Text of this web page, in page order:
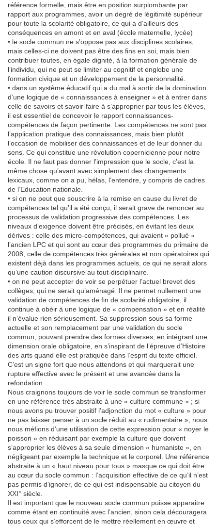
référence formelle, mais être en position surplombante par
rapport aux programmes, avoir un degré de légitimité supérieur
pour toute la scolarité obligatoire, ce qui a d’ailleurs des
conséquences en amont et en aval (école maternelle, lycée)
• le socle commun ne s’oppose pas aux disciplines scolaires,
mais celles-ci ne doivent pas être des fins en soi, mais bien
contribuer toutes, en égale dignité, à la formation générale de
l’individu, qui ne peut se limiter au cognitif et englobe une
formation civique et un développement de la personnalité.
• dans un système éducatif qui a du mal à sortir de la domination
d’une logique de « connaissances à enseigner » et à entrer dans
celle de savoirs et savoir-faire à s’approprier par tous les élèves,
il est essentiel de concevoir le rapport connaissances-
compétences de façon pertinente. Les compétences ne sont pas
l’application pratique des connaissances, mais bien plutôt
l’occasion de mobiliser des connaissances et de leur donner du
sens. Ce qui constitue une révolution copernicienne pour notre
école. Il ne faut pas donner l’impression que le socle, c’est la
même chose qu’avant avec simplement des changements
lexicaux, comme on a pu, hélas, l’entendre, y compris de cadres
de l’Education nationale.
• si on ne peut que souscrire à la remise en cause du livret de
compétences tel qu’il a été conçu, il serait grave de renoncer au
processus de validation progressive des compétences. Les
niveaux d’exigence doivent être précisés, en évitant les deux
dérives : celle des micro-compétences, qui avaient « pollué »
l’ancien LPC et qui sont au cœur des programmes du primaire de
2008, celle de compétences très générales et non opératoires qui
existent déjà dans les programmes actuels, ce qui ne serait alors
qu’une caution discursive au tout-disciplinaire.
• on ne peut accepter de voir se perpétuer l’actuel brevet des
collèges, qui ne serait qu’aménagé. Il ne permet nullement une
validation de compétences de fin de scolarité obligatoire, il
continue à obéir à une logique de « compensation » et en réalité
il n’évalue rien sérieusement. Sa suppression sous sa forme
actuelle et son remplacement par une validation du socle
commun, pouvant prendre des formes diverses, en intégrant une
dimension orale obligatoire, en s’inspirant de l’épreuve d’Histoire
des arts quand elle est pratiquée dans l’esprit du texte officiel.
C’est un signe fort que nous attendons et qui marquerait une
rupture effective avec le présent et une avancée dans la
refondation
Nous craignons toujours de voir le socle commun se transformer
en une référence très abstraite à une « culture commune » ; si
nous avons pu trouver positif l’adjonction du mot « culture » pour
ne pas laisser penser à un socle réduit au « rudimentaire », nous
nous méfions d’une utilisation de cette expression pour « noyer le
poisson » en réduisant par exemple la culture que doivent
s’approprier les élèves à sa seule dimension « humaniste », en
négligeant par exemple la technique et le corporel. Une référence
abstraite à un « haut niveau pour tous » masque ce qui doit être
au cœur du socle commun : l’acquisition effective de ce qu’il n’est
pas permis d’ignorer, de ce qui est indispensable au citoyen du
XXI° siècle.
Il est important que le nouveau socle commun puisse apparaitre
comme étant en continuité avec l’ancien, sinon cela découragera
tous ceux qui s’efforcent de le mettre réellement en œuvre et